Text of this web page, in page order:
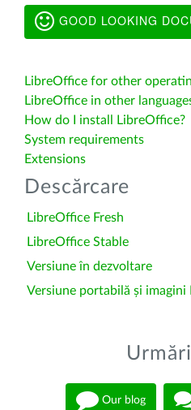
GOOD LOOKING
LibreOffice for other
LibreOffice in other
How do I install LibreOffice?
System requirements
Extensions
Descărcare
LibreOffice Fresh
LibreOffice Stable
Versiune în dezvoltare
Versiune portabilă și imagini
Our blog